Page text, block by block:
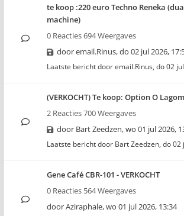
te koop :220 euro Techno Reneka
machine)
0 Reacties 694 Weergaves
dooremail.Rinus,do 02 jul 2026,
Laatste bericht dooremail.Rinus, do 02
(VERKOCHT) Te koop: Option O
2 Reacties 700 Weergaves
door Bart Zeedzen,wo 01 jul 2026,
Laatste bericht door Bart Zeedzen, do 02
Gene Café CBR-101 - VERKOCHT
0 Reacties 564 Weergaves
doorAziraphale,wo 01 jul 2026, 13:34